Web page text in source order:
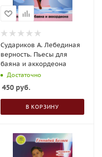
Судариков А. Лебединая
верность. Пьесы для
баяна и аккордеона
Достаточно
450 руб.
В КОРЗИНУ